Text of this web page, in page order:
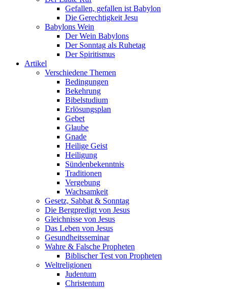
Gefallen, gefallen ist Babylon
Die Gerechtigkeit Jesu
Babylons Wein
Der Wein Babylons
Der Sonntag als Ruhetag
Der Spiritismus
Artikel
Verschiedene Themen
Bedingungen
Bekehrung
Bibelstudium
Erlösungsplan
Gebet
Glaube
Gnade
Heilige Geist
Heiligung
Sündenbekenntnis
Traditionen
Vergebung
Wachsamkeit
Gesetz, Sabbat & Sonntag
Die Bergpredigt von Jesus
Gleichnisse von Jesus
Das Leben von Jesus
Gesundheitsseminar
Wahre & Falsche Propheten
Biblischer Test von Propheten
Weltreligionen
Judentum
Christentum